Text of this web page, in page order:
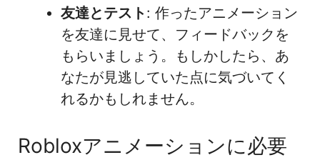
友達とテスト : 作ったアニメーション
を友達に見せて、フィードバックを
もらいましょう。もしかしたら、あ
なたが見逃していた点に気づいてく
れるかもしれません。
Robloxアニメーションに必要